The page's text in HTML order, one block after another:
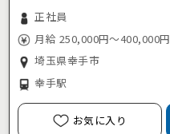
正社員
月給 250,000円～400,000円
埼玉県幸手市
幸手駅
お気に入り